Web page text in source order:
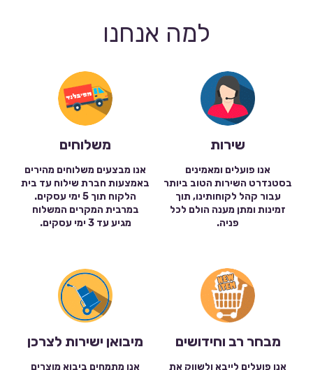
למה אנחנו
שירות
אנו פועלים ומאמינים
בסטנדרט השירות הטוב ביותר
עבור קהל לקוחותינו, תוך
זמינות ומתן מענה הולם לכל
פניה.
משלוחים
אנו מבצעים משלוחים מהירים
באמצעות חברת שילוח עד בית
הלקוח תוך 5 ימי עסקים.
במרבית המקרים המשלוח
מגיע עד 3 ימי עסקים.
מבחר רב וחידושים
אנו פועלים לייבא ולשווק את
מיבואן ישירות לצרכן
אנו מתמחים ביבוא מוצרים